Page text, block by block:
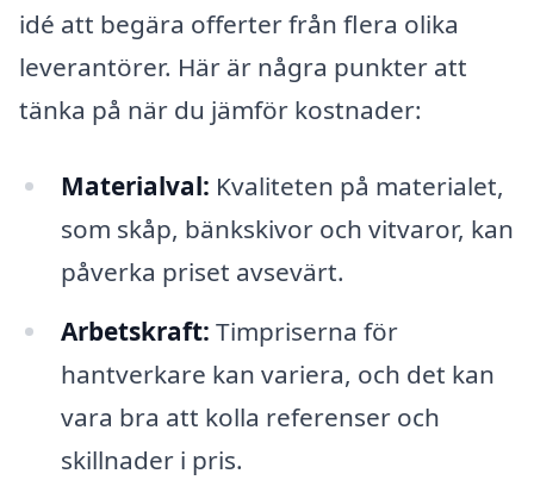
idé att begära offerter från flera olika
leverantörer. Här är några punkter att
tänka på när du jämför kostnader:
Materialval: Kvaliteten på materialet,
som skåp, bänkskivor och vitvaror, kan
påverka priset avsevärt.
Arbetskraft: Timpriserna för
hantverkare kan variera, och det kan
vara bra att kolla referenser och
skillnader i pris.